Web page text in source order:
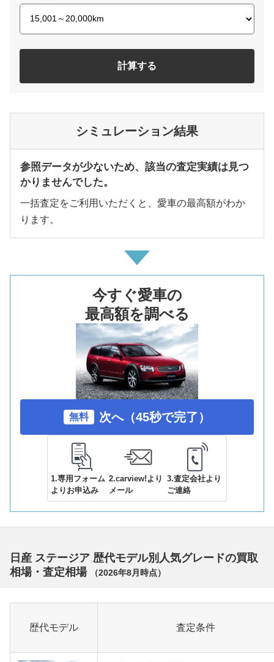
計算する
シミュレーション結果
参照データが少ないため、該当の査定実績は見つ
かりませんでした。
一括査定をご利用いただくと、愛車の最高額がわか
ります。
今すぐ愛車の
最高額を調べる
無料 次へ（45秒で完了）
1.専用フォーム
よりお申込み
2.carview!より
メール
3.査定会社より
ご連絡
日産 ステージア 歴代モデル別人気グレードの買取
相場・査定相場
（2026年8月 時点）
歴代モデル 査定条件